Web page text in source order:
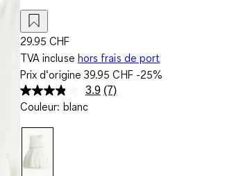
29.95 CHF
TVA incluse hors frais de port
Prix d‘origine 39.95 CHF-25%
3.9 Lire
(7)
Couleur: blanc